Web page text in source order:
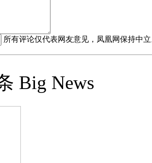
所有评论仅代表网友意见，凤凰网保持中
Big News